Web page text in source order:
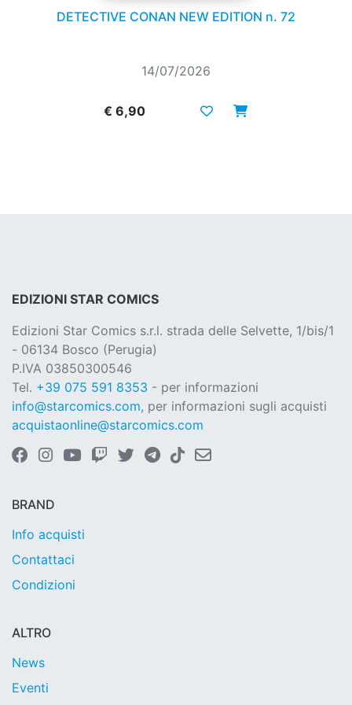
DETECTIVE CONAN NEW EDITION n. 72
14/07/2026
€ 6,90
EDIZIONI STAR COMICS
Edizioni Star Comics s.r.l. strada delle Selvette, 1/bis/1
- 06134 Bosco (Perugia)
P.IVA 03850300546
Tel. +39 075 591 8353 - per informazioni
info@starcomics.com, per informazioni sugli acquisti
acquistaonline@starcomics.com
BRAND
Info acquisti
Contattaci
Condizioni
ALTRO
News
Eventi